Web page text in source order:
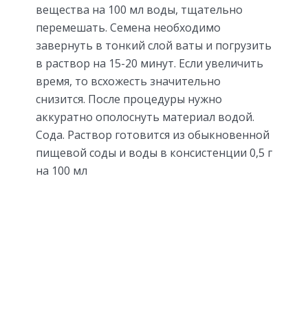
вещества на 100 мл воды, тщательно
перемешать. Семена необходимо
завернуть в тонкий слой ваты и погрузить
в раствор на 15-20 минут. Если увеличить
время, то всхожесть значительно
снизится. После процедуры нужно
аккуратно ополоснуть материал водой.
Сода. Раствор готовится из обыкновенной
пищевой соды и воды в консистенции 0,5 г
на 100 мл